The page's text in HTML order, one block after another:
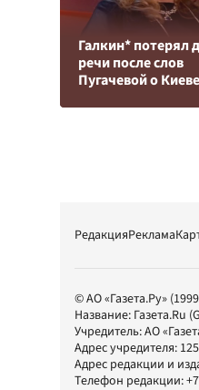
Галкин* потерял
речи после слов
Пугачевой о Киеве
РедакцияРеклама
© АО «Газета.Ру»
Название: Газета.Ru
Учредитель:АО
Адрес учредителя:
Адрес редакции и
Телефон редакции: